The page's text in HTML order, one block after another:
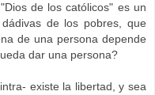
de los católicos" es un
de los pobres, que
de una persona depende
dar una persona?
existe la libertad, y sea